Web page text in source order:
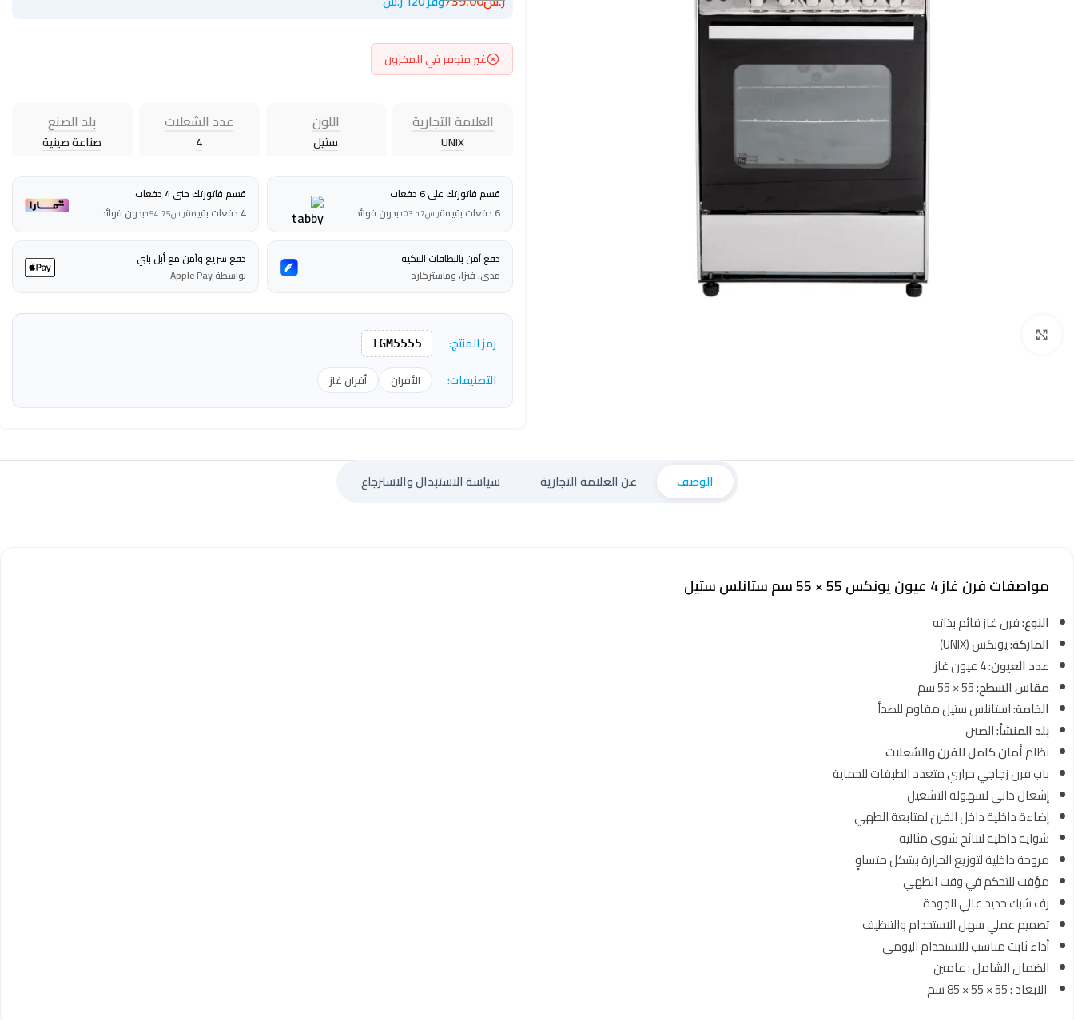
غير متوفر في المخزون
العلامة التجارية
UNIX
اللون
ستيل
عدد الشعلات
4
بلد الصنع
صناعة صينية
قسم فاتورتك على 6 دفعات
6 دفعات بقيمة
ر.س103.17بدون فوائد
قسم فاتورتك حتى 4 دفعات
4 دفعات بقيمة
ر.س154.75بدون فوائد
دفع آمن بالبطاقات البنكية
مدى، فيزا، وماستركارد
دفع سريع وآمن مع أبل باي
بواسطة Apple Pay
رمز المنتج: TGM5555
التصنيفات: الأفران أفران غاز
الوصف عن العلامة التجارية سياسة الاستبدال والاسترجاع
مواصفات فرن غاز 4 عيون يونكس 55 × 55 سم ستانلس ستيل
النوع:فرن غاز قائم بذاته
الماركة:يونكس (UNIX)
عدد العيون:
مقاس السطح:
الخامة:استانلس ستيل مقاوم للصدأ
بلد المنشأ:الصين
نظامأمان كامل للفرن والشعلات
باب فرن زجاجي حراري متعدد الطبقات للحماية
إشعال ذاتي لسهولة التشغيل
إضاءة داخلية داخل الفرن لمتابعة الطهي
شواية داخلية لنتائج شوي مثالية
مروحة داخلية لتوزيع الحرارة بشكل متساوٍ
مؤقت للتحكم في وقت الطهي
رف شبك حديد عالي الجودة
تصميم عملي سهل الاستخدام والتنظيف
أداء ثابت مناسب للاستخدام اليومي
الضمان الشامل : عامين
الابعاد : 55 × 55 × 85 سم